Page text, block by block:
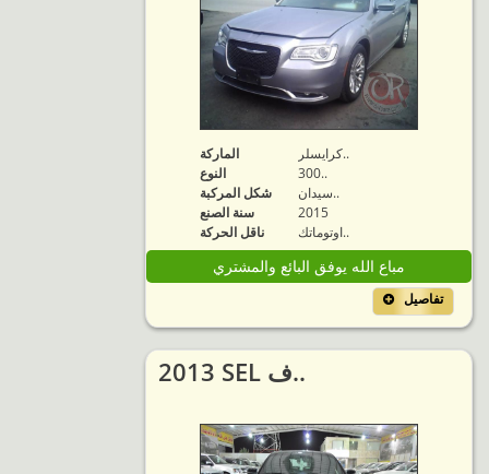
الماركة
كرايسلر..
النوع
300..
شكل المركبة
سيدان..
سنة الصنع
2015
ناقل الحركة
اوتوماتك..
مباع الله يوفق البائع والمشتري
تفاصيل
2013 SEL ف..